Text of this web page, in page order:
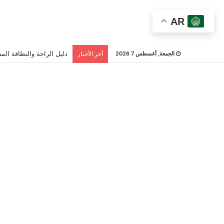
الجمعة, أغسطس 7 2026 أخر الأخبار دليل الراحة والنظافة
AR